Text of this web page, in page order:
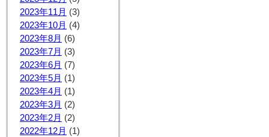
2023年11月 (3)
2023年10月 (4)
2023年8月 (6)
2023年7月 (3)
2023年6月 (7)
2023年5月 (1)
2023年4月 (1)
2023年3月 (2)
2023年2月 (2)
2022年12月 (1)